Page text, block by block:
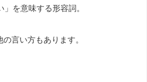
」を意味する形容詞。
の言い方もあります。